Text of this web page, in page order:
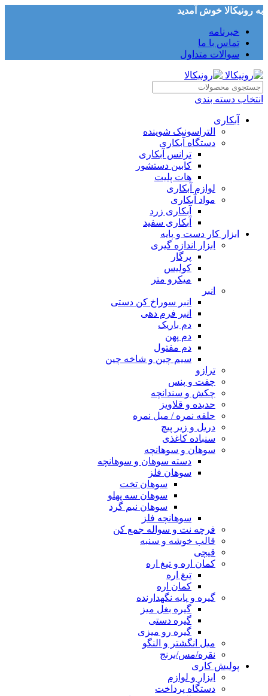
به رونیکالا خوش آمدید
خبرنامه
تماس با ما
سوالات متداول
انتخاب دسته بندی
آبکاری
التراسونیک شوینده
دستگاه آبکاری
ترانس آبکاری
کابین دستشور
هات پلیت
لوازم آبکاری
مواد آبکاری
آبکاری زرد
آبکاری سفید
ابزار کار دست و پایه
ابزار اندازه گیری
پرگار
کولیس
میکرو متر
انبر
انبر سوراخ کن دستی
انبر فرم دهی
دم باریک
دم پهن
دم مفتول
سیم چین و شاخه چین
ترازو
چفت و پنس
چکش و سندانچه
حدیده و قلاویز
حلقه نمره / میل نمره
دریل و زیر پیچ
سنباده کاغذی
سوهان و سوهانچه
دسته سوهان و سوهانچه
سوهان فلز
سوهان تخت
سوهان سه پهلو
سوهان نیم گرد
سوهانچه فلز
فرچه نت و سواله جمع کن
قالب خوشه و سنبه
قیچی
کمان اره و تیغ اره
تیغ اره
کمان اره
گیره و پایه نگهدارنده
گیره بغل میز
گیره دستی
گیره رو میزی
میل انگشتر و النگو
نقره/مس/برنج
پولیش کاری
ابزار و لوازم
دستگاه پرداخت